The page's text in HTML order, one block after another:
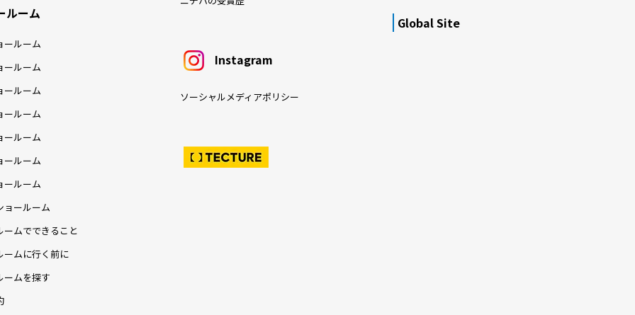
ルーム
ールーム
ールーム
ールーム
ールーム
ールーム
ールーム
ールーム
ョールーム
ームでできること
ームに行く前に
ームを探す
Instagram
ソーシャルメディアポリシー
Global Site